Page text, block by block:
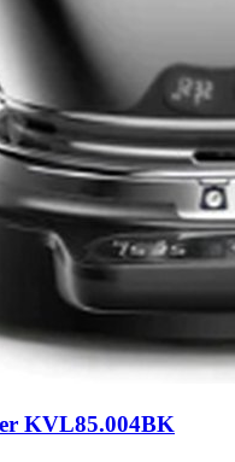
KVL85.004BK